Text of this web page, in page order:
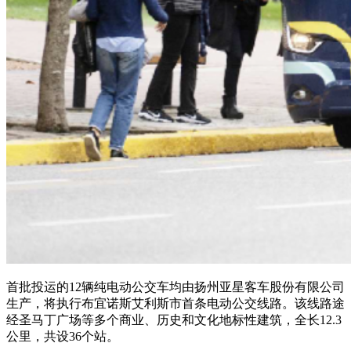
首批投运的12辆纯电动公交车均由扬州亚星客车股份有限公司
生产，将执行布宜诺斯艾利斯市首条电动公交线路。该线路途
经圣马丁广场等多个商业、历史和文化地标性建筑，全长12.3
公里，共设36个站。